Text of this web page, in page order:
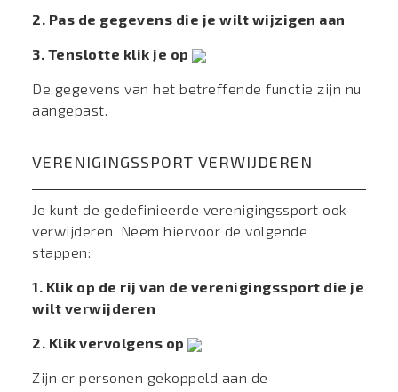
2. Pas de gegevens die je wilt wijzigen aan
3. Tenslotte klik je op
De gegevens van het betreffende functie zijn nu
aangepast.
VERENIGINGSSPORT VERWIJDEREN
Je kunt de gedefinieerde verenigingssport ook
verwijderen. Neem hiervoor de volgende
stappen:
1. Klik op de rij van de verenigingssport die je
wilt verwijderen
2. Klik vervolgens op
Zijn er personen gekoppeld aan de